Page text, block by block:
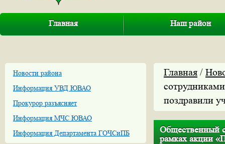
Главная Наш район
Новости района
Информация УВД ЮВАО
Прокурор разъясняет
Информация МЧС ЮВАО
Информация Департамента ГОЧСиПБ
Главная /
поздравили
Общественный
рамках акции